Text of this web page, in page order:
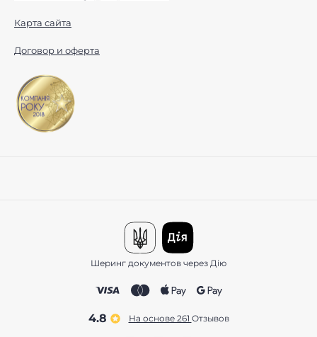
Карта сайта
Договор и оферта
Шеринг документов через Дію
4.8 На основе 261 отзывов